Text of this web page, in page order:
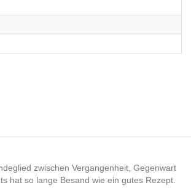
zwischen Vergangenheit, Gegenwart
hat so lange Besand wie ein gutes Rezept.